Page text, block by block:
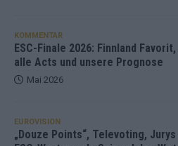
KOMMENTAR
ESC-Finale 2026: Finnland
alle Acts und unsere Prognose
Mai 2026
EUROVISION
„Douze Points“, Televoting,